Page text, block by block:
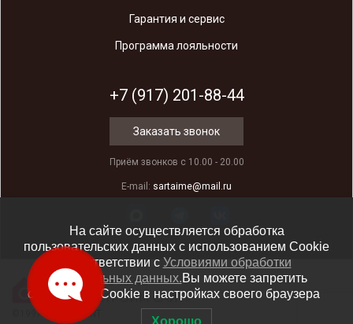
Гарантия и сервис
Программа лояльности
+7 (917) 201-88-44
Заказать звонок
Приём звонков с 10.00 - 20.00
E-mail: sartaime@mail.ru
©1997-2025 ORIENT
Разработка сайта
Студия «СТРОИМ САЙТ»
На сайте осуществляется обработка
пользовательских данных с использованием Cookie
в соответствии c Условиями обработки
персональных данных.Вы можете запретить
сохранение Cookie в настройках своего браузера
Хорошо